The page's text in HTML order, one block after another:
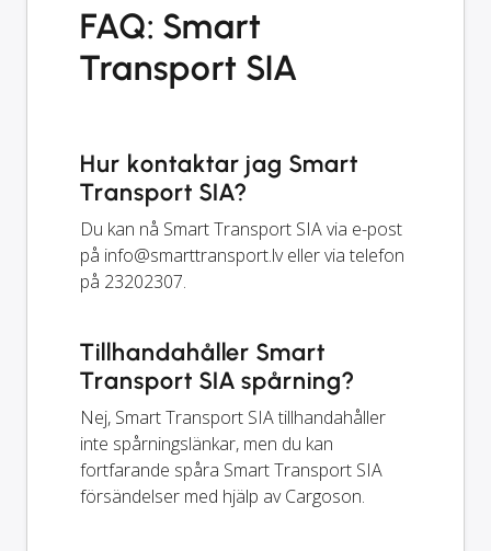
FAQ: Smart
Transport SIA
Hur kontaktar jag Smart
Transport SIA?
Du kan nå Smart Transport SIA via e-post
på info@smarttransport.lveller via telefon
på 23202307.
Tillhandahåller Smart
Transport SIA spårning?
Nej, Smart Transport SIA tillhandahåller
inte spårningslänkar, men du kan
fortfarande spåra Smart Transport SIA
försändelser med hjälp av Cargoson.